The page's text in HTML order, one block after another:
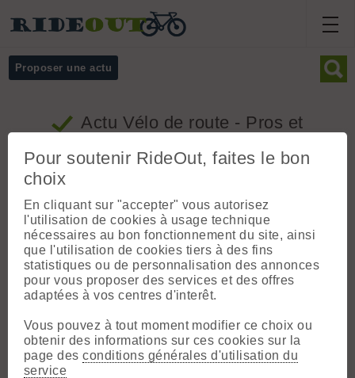
Proposer une actu
Actu Vélo de route - Pros et
1 vote
Championnats de France de cyclisme
Proposé par Philippe le 04.06.26 à 09:17 ::
www.valsdudauphine.fr ::
0 commentaires::Pros et
courses
Il y a beaucoup d’Isérois sur ce site
visiblement...Cette année les Championnats
de France ont lieu à La Tour du Pin du 25/06
au 28/06. A noter également un cyclosportive,
la Tricolore, organisée sur le territoire des
Vals du Dauphiné:https://www.cyclo-
defidesvals.com/. Le "circuit sud" est
Pour soutenir RideOut, faites le bon
choix
En cliquant sur "accepter" vous autorisez
l'utilisation de cookies à usage technique
nécessaires au bon fonctionnement du site, ainsi
que l'utilisation de cookies tiers à des fins
statistiques ou de personnalisation des annonces
pour vous proposer des services et des offres
adaptées à vos centres d'interêt.
Vous pouvez à tout moment modifier ce choix ou
obtenir des informations sur ces cookies sur la
page desconditions générales d'utilisation du
service